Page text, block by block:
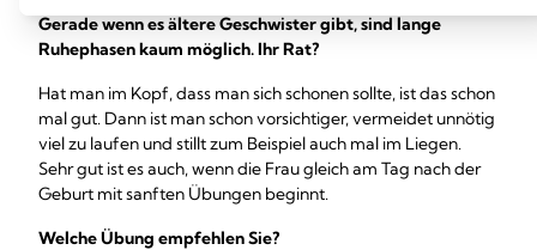
Gerade wenn es ältere Geschwister gibt, sind lange
Ruhephasen kaum möglich. Ihr Rat?
Hat man im Kopf, dass man sich schonen sollte, ist das schon
mal gut. Dann ist man schon vorsichtiger, vermeidet unnötig
viel zu laufen und stillt zum Beispiel auch mal im Liegen.
Sehr gut ist es auch, wenn die Frau gleich am Tag nach der
Geburt mit sanften Übungen beginnt.
Welche Übung empfehlen Sie?